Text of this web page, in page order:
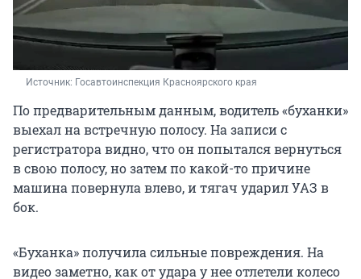
Источник: Госавтоинспекция Красноярского края
По предварительным данным, водитель «буханки»
выехал на встречную полосу. На записи с
регистратора видно, что он попытался вернуться
в свою полосу, но затем по какой-то причине
машина повернула влево, и тягач ударил УАЗ в
бок.
«Буханка» получила сильные повреждения. На
видео заметно, как от удара у нее отлетели колесо